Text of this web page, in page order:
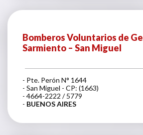
Bomberos Voluntarios de
Sarmiento – San Miguel
- Pte. Perón N° 1644
- San Miguel - CP: (1663)
- 4664-2222 / 5779
- BUENOS AIRES